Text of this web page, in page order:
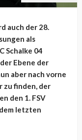
auch der 28.
als
Schalke 04
Ebene der
aber nach vorne
zu finden, der
den 1. FSV
letzten